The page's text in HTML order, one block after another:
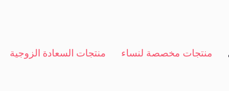
منتجات مخصصة لنساء منتجات السعادة الزوجية